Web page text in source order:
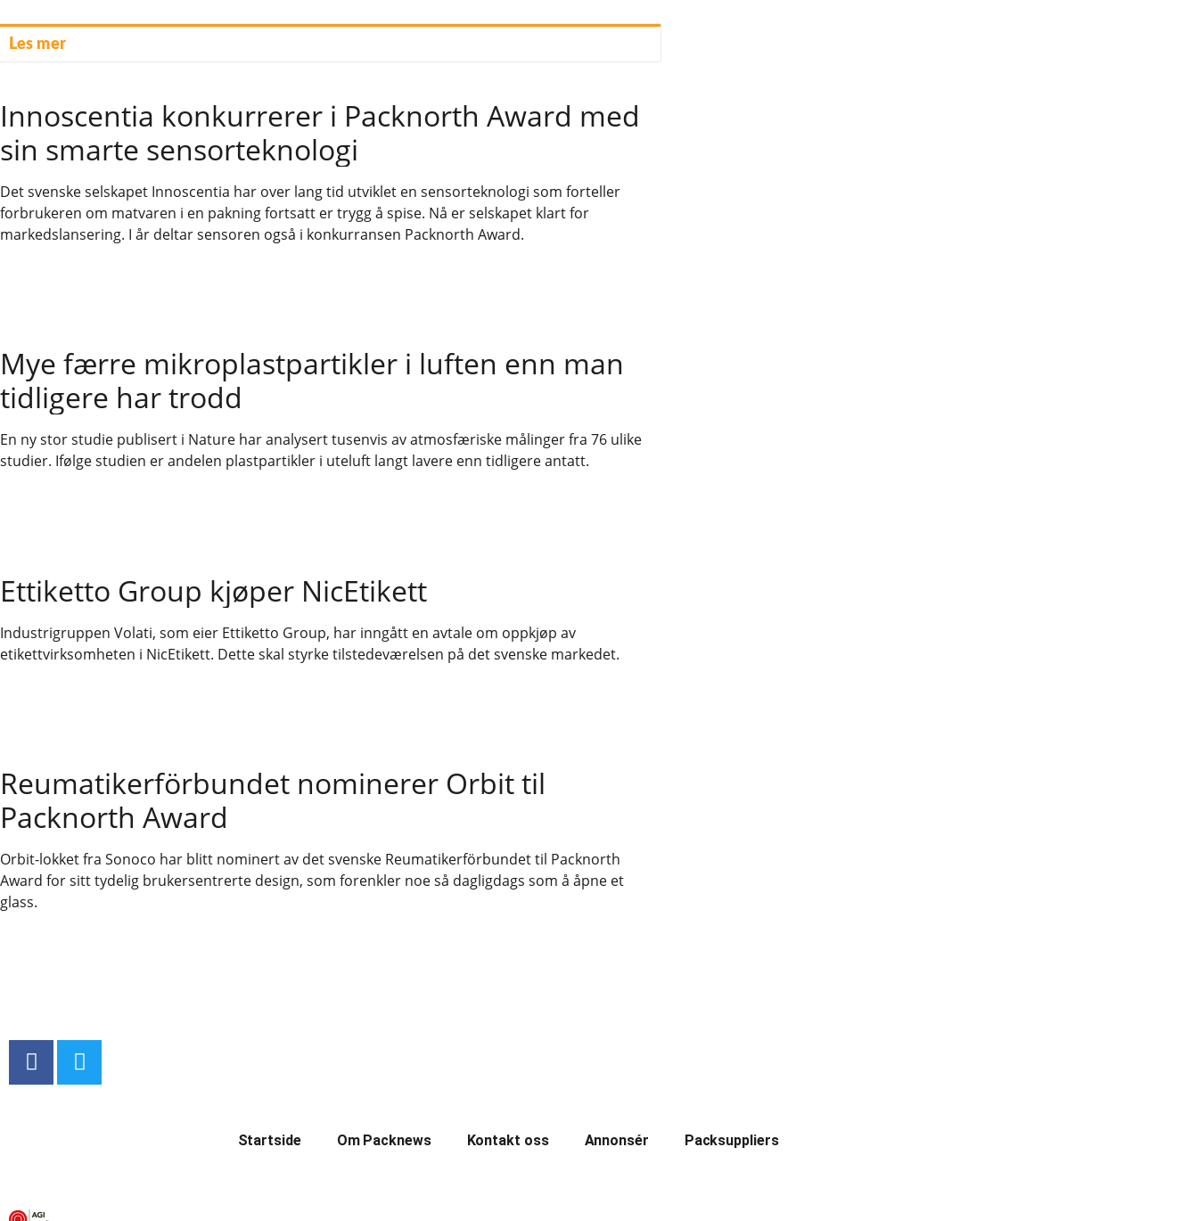
Les mer
Innoscentia konkurrerer i Packnorth Award med
sin smarte sensorteknologi
Det svenske selskapet Innoscentia har over lang tid utviklet en sensorteknologi som forteller
forbrukeren om matvaren i en pakning fortsatt er trygg å spise. Nå er selskapet klart for
markedslansering. I år deltar sensoren også i konkurransen Packnorth Award.
Mye færre mikroplastpartikler i luften enn man
tidligere har trodd
En ny stor studie publisert i Nature har analysert tusenvis av atmosfæriske målinger fra 76 ulike
studier. Ifølge studien er andelen plastpartikler i uteluft langt lavere enn tidligere antatt.
Ettiketto Group kjøper NicEtikett
Industrigruppen Volati, som eier Ettiketto Group, har inngått en avtale om oppkjøp av
etikettvirksomheten i NicEtikett. Dette skal styrke tilstedeværelsen på det svenske markedet.
Reumatikerförbundet nominerer Orbit til
Packnorth Award
Orbit-lokket fra Sonoco har blitt nominert av det svenske Reumatikerförbundet til Packnorth
Award for sitt tydelig brukersentrerte design, som forenkler noe så dagligdags som å åpne et
glass.
Startside Om Packnews Kontakt oss Annonsér Packsuppliers